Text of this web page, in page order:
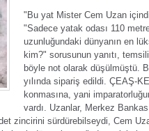
"Bu yat Mister Cem Uzan
"Sadece yatak odası 110
uzunluğundaki dünyanın en
kim?" sorusunun yanıtı,
böyle not olarak düşülmüştü.
yılında sipariş edildi. ÇEAŞ-
konmasına, yani
vardı. Uzanlar, Merkez
zincirini sürdürebilseydi, Cem